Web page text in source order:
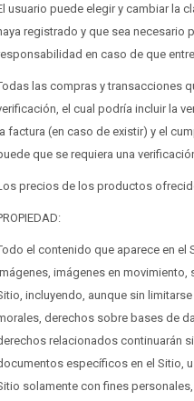
usuario puede elegir y cambiar la
registrado y que sea necesario
en caso de que
las compras y transacciones
el cual podría incluir la
la factura (en caso de existir) y el
que se requiera una
precios de los productos
el contenido que aparece en
imágenes en movimiento,
incluyendo, aunque sin
derechos sobre bases de
relacionados continuarán
específicos en el Sitio,
solamente con fines